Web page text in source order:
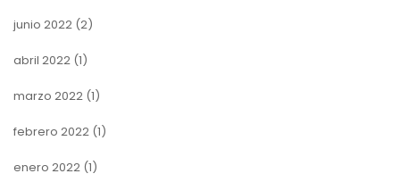
junio 2022 (2)
abril 2022 (1)
marzo 2022 (1)
febrero 2022 (1)
enero 2022 (1)